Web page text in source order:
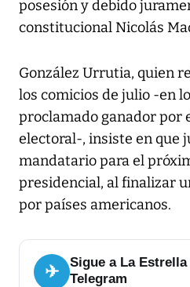
posesión y debido
constitucional Nicolás
González Urrutia, quien
los comicios de julio -en
proclamado ganador por
electoral-, insiste en que
mandatario para el
presidencial, al finalizar
por países americanos.
✈
Sigue a La Estrella
Telegram